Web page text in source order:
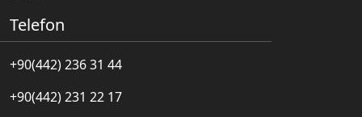
Telefon
+90(442) 236 31 44
+90(442) 231 22 17